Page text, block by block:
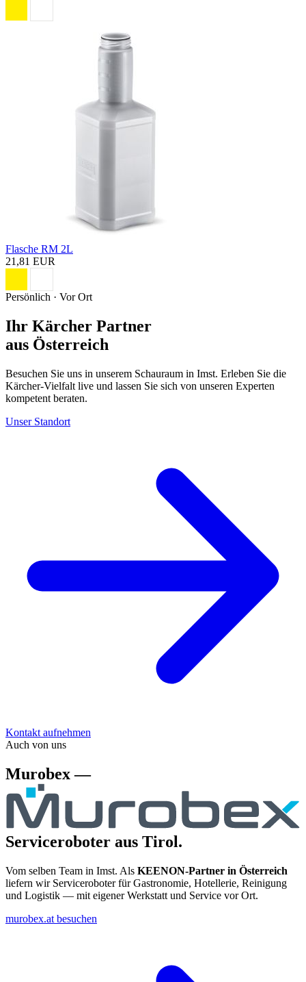
Flasche RM 2L
21,81 EUR
Persönlich · Vor Ort
Ihr Kärcher Partner
aus Österreich
Besuchen Sie uns in unserem Schauraum in Imst. Erleben Sie die
Kärcher-Vielfalt live und lassen Sie sich von unseren Experten
kompetent beraten.
Unser Standort
Kontakt aufnehmen
Auch von uns
Murobex —
Serviceroboter aus Tirol.
Vom selben Team in Imst. Als KEENON-Partner in Österreich
liefern wir Serviceroboter für Gastronomie, Hotellerie, Reinigung
und Logistik — mit eigener Werkstatt und Service vor Ort.
murobex.at besuchen